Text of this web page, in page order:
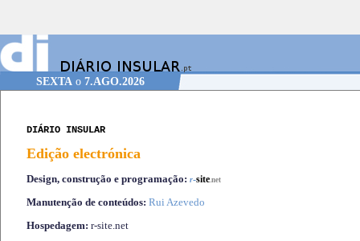
SEXTA o 7.AGO.2026
DIÁRIO INSULAR
Edição electrónica
Design, construção e programação: r-site.net
Manutenção de conteúdos: Rui Azevedo
Hospedagem: r-site.net